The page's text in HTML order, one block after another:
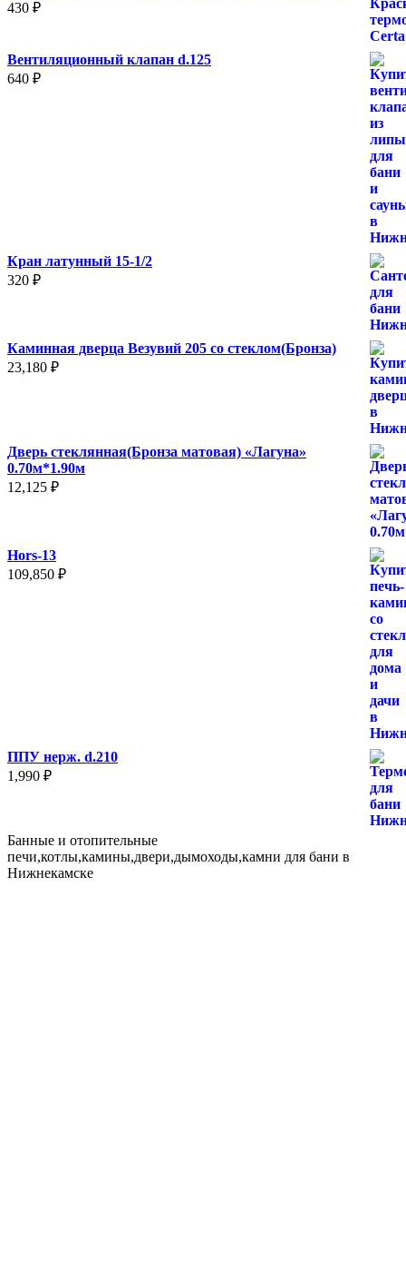
430 ₽
Вентиляционный клапан d.125
640 ₽
Кран латунный 15-1/2
320 ₽
Каминная дверца Везувий 205 со стеклом(Бронза)
23,180 ₽
Дверь стеклянная(Бронза матовая) «Лагуна»
0.70м*1.90м
12,125 ₽
Hors-13
109,850 ₽
ППУ нерж. d.210
1,990 ₽
Банные и отопительные
печи,котлы,камины,двери,дымоходы,камни для бани в
Нижнекамске